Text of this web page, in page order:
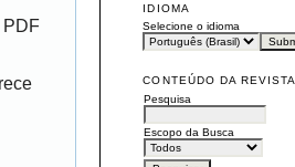
IDIOMA
Selecione o idioma
CONTEÚDO DA REVISTA
Pesquisa
Escopo da Busca
PDF